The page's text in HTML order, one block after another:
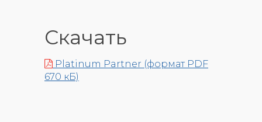
Скачать
Platinum Partner (формат PDF
670 кБ)